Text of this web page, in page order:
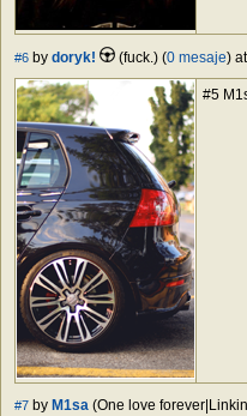
#6 by doryk! (fuck.) (0 mesaje)
#5
#7 by M1sa (One love